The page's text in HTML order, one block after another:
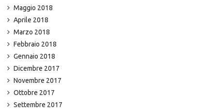
Maggio 2018
Aprile 2018
Marzo 2018
Febbraio 2018
Gennaio 2018
Dicembre 2017
Novembre 2017
Ottobre 2017
Settembre 2017